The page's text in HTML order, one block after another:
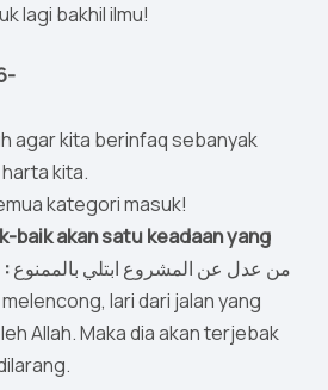
lagi bakhil ilmu!
agar kita berinfaq sebanyak
kita.
kategori masuk!
baik akan satu keadaan yang
:من عدل عن المشروع ابتلي بالممنوع
lari dari jalan yang
Allah. Maka dia akan terjebak